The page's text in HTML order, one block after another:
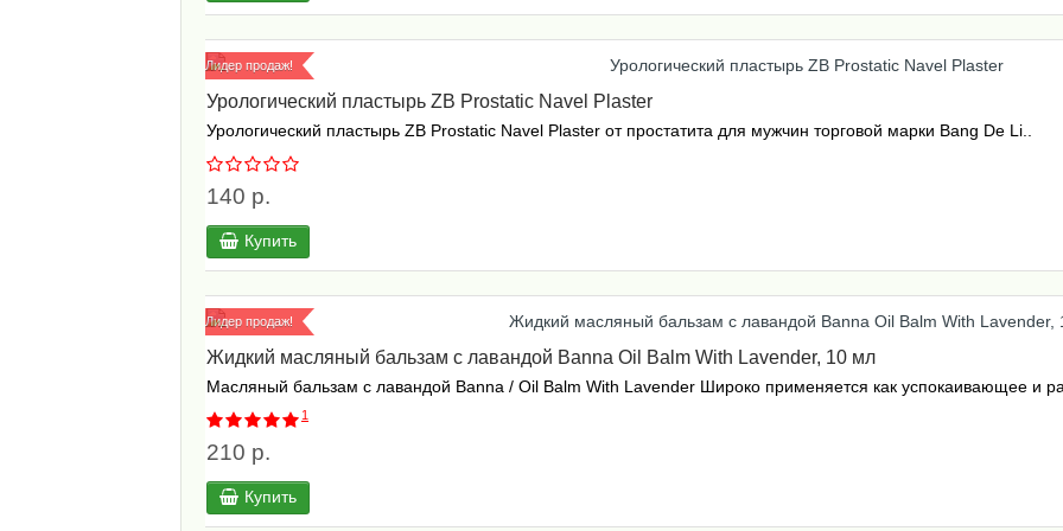
Лидер продаж!
Урологический пластырь ZB Prostatic Navel Plaster
Урологический пластырь ZB Prostatic Navel Plaster от простатита для мужчин торговой марки Bang De Li..
140 р.
Купить
Лидер продаж!
Жидкий масляный бальзам с лавандой Banna Oil Balm With Lavender, 10 мл
Масляный бальзам с лавандой Banna / Oil Balm With Lavender Широко применяется как успокаивающее и
1
210 р.
Купить